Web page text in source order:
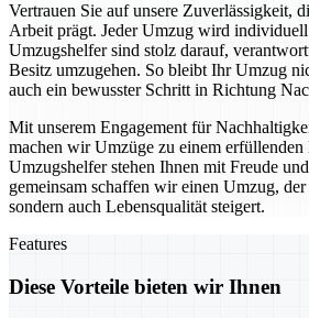
Vertrauen Sie auf unsere Zuverlässigkeit,
Arbeit prägt. Jeder Umzug wird
Umzugshelfer sind stolz darauf,
Besitz umzugehen. So bleibt Ihr Umzug
auch ein bewusster Schritt in Richtung
Mit unserem Engagement für
machen wir Umzüge zu einem erfüllenden
Umzugshelfer stehen Ihnen mit Freude
gemeinsam schaffen wir einen Umzug,
sondern auch Lebensqualität steigert.
Features
Diese Vorteile bieten wir Ihnen